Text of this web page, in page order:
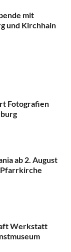
mit
und Kirchhain
Fotografien
ab 2. August
Werkstatt